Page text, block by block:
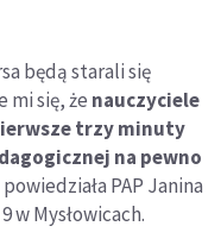
będą starali się
mi się, że nauczyciele
trzy minuty
na pewno
powiedziała PAP Janina
w Mysłowicach.